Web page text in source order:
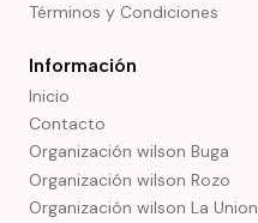
Términos y Condiciones
Información
Inicio
Contacto
Organización wilson Buga
Organización wilson Rozo
Organización wilson La Union